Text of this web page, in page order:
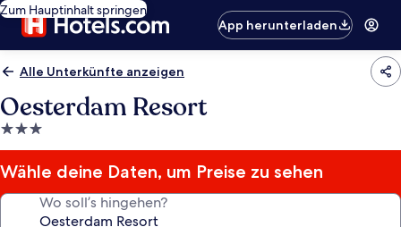
Zum Hauptinhalt springen
App herunterladen
Alle Unterkünfte anzeigen
Oesterdam Resort
3.0-
Sterne-
Unterkunft
Wähle deine Daten, um Preise zu sehen
Wo soll’s hingehen?